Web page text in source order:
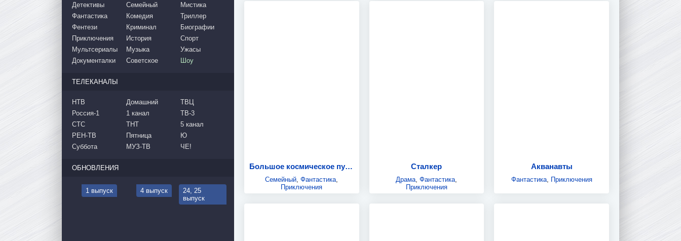
Большое космическое путешествие
Семейный ,Фантастика
Приключения
Сталкер
Драма ,Фантастика
Приключения
Акванавты
Фантастика, Приключения
Детективы
Фантастика
Семейный
Комедия
Мистика
Триллер
Фентези
Приключения
Мультсериалы
Документалки
Криминал
История
Музыка
Советское
Биографии
Спорт
Ужасы
Шоу
ТЕЛЕКАНАЛЫ
НТВ
Россия-1
СТС
РЕН-ТВ
Суббота
Домашний
1 канал
ТНТ
Пятница
МУЗ-ТВ
ТВЦ
ТВ-3
5 канал
Ю
ЧЕ!
ОБНОВЛЕНИЯ
1 выпуск 4 выпуск
24, 25
выпуск